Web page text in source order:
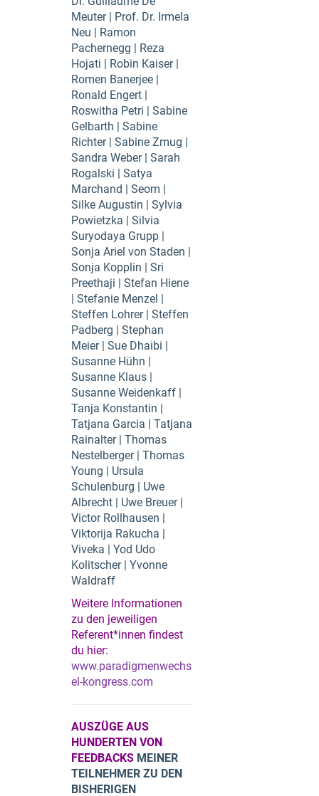
Meuter | Prof. Dr. Irmela
Neu | Ramon
Pachernegg | Reza
Hojati | Robin Kaiser |
Romen Banerjee |
Ronald Engert |
Roswitha Petri | Sabine
Gelbarth | Sabine
Richter | Sabine Zmug |
Sandra Weber | Sarah
Rogalski | Satya
Marchand | Seom |
Silke Augustin | Sylvia
Powietzka | Silvia
Suryodaya Grupp |
Sonja Ariel von Staden |
Sonja Kopplin | Sri
Preethaji | Stefan Hiene
| Stefanie Menzel |
Steffen Lohrer | Steffen
Padberg | Stephan
Meier | Sue Dhaibi |
Susanne Hühn |
Susanne Klaus |
Susanne Weidenkaff |
Tanja Konstantin |
Tatjana Garcia | Tatjana
Rainalter | Thomas
Nestelberger | Thomas
Young | Ursula
Schulenburg | Uwe
Albrecht | Uwe Breuer |
Victor Rollhausen |
Viktorija Rakucha |
Viveka | Yod Udo
Kolitscher | Yvonne
Waldraff
Weitere Informationen
zu den jeweiligen
Referent*innen findest
du hier:
www.paradigmenwechs
el-kongress.com
AUSZÜGE AUS
HUNDERTEN VON
FEEDBACKS MEINER
TEILNEHMER ZU DEN
BISHERIGEN